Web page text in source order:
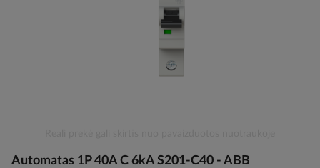
the
Automatas 1P 40A C 6kA S201-C40 - ABB